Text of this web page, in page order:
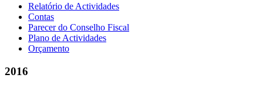
Relatório de Actividades
Contas
Parecer do Conselho Fiscal
Plano de Actividades
Orçamento
2016